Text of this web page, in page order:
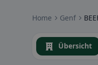
Home Genf
Übersicht